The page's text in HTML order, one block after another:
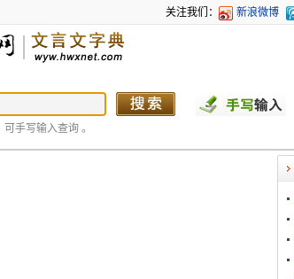
关注我们： 新浪微博
手写输入查询 。